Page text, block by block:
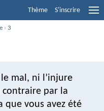
Thème S'inscrire
›3
mal, ni l’injure
contraire par la
que vous avez été